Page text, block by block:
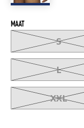
MAAT
S
L
XXL